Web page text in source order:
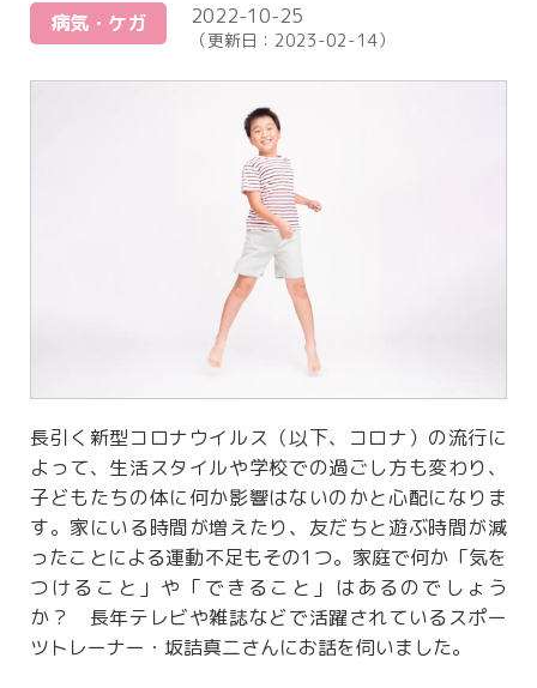
病気・ケガ 2022-10-25
（更新日： 2023-02-14）
長引く新型コロナウイルス（以下、コロナ）の流行に
よって、生活スタイルや学校での過ごし方も変わり、
子どもたちの体に何か影響はないのかと心配になりま
す。家にいる時間が増えたり、友だちと遊ぶ時間が減
ったことによる運動不足もその1つ。家庭で何か「気を
つけること」や「できること」はあるのでしょう
か？ 長年テレビや雑誌などで活躍されているスポー
ツトレーナー・坂詰真二さんにお話を伺いました。